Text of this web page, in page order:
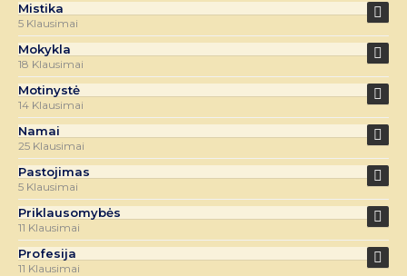
Mistika
5 Klausimai
Mokykla
18 Klausimai
Motinystė
14 Klausimai
Namai
25 Klausimai
Pastojimas
5 Klausimai
Priklausomybės
11 Klausimai
Profesija
11 Klausimai